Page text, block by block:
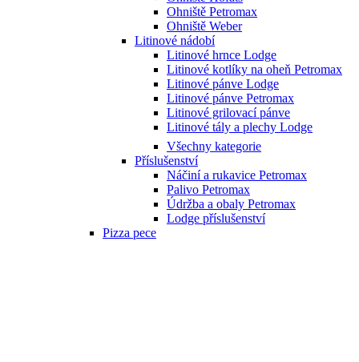
Ohniště Petromax
Ohniště Weber
Litinové nádobí
Litinové hrnce Lodge
Litinové kotlíky na oheň Petromax
Litinové pánve Lodge
Litinové pánve Petromax
Litinové grilovací pánve
Litinové tály a plechy Lodge
Všechny kategorie
Příslušenství
Náčiní a rukavice Petromax
Palivo Petromax
Údržba a obaly Petromax
Lodge příslušenství
Pizza pece